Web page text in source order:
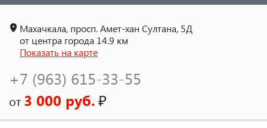
Махачкала, просп. Амет-хан Султана, 5Д
от центра города 14.9 км
Показать на карте
+7 (963) 615-33-55
от 3 000 руб.₽